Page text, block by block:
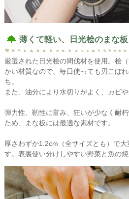
薄くて軽い、日光桧のまな板
厳選された日光桧の間伐材を使用。桧
かい材質なので、毎日使っても刃こぼ
ち。
また、油分により水切りがよく、カビ
弾力性、靭性に富み、狂いが少なく耐
ため、まな板には最適な素材です。
厚さわずか1.2cm（全サイズとも）で
す。表裏使い分けしやすい野菜と魚の焼